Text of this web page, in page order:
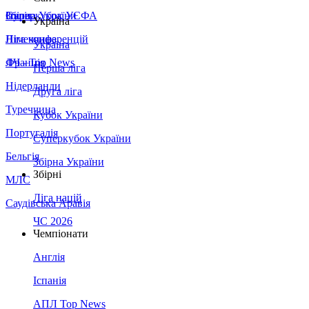
Збірна України
Італія
Німеччина
Франція
Нідерланди
Туреччина
Португалія
Бельгія
МЛС
Саудівська Аравія
Суперкубок УЄФА
Ліга конференцій
ЛЧ - Top News
Україна
Україна
Перша ліга
Друга ліга
Кубок України
Суперкубок України
Збірна України
Збірні
Ліга націй
ЧС 2026
Чемпіонати
Англія
Іспанія
АПЛ Top News